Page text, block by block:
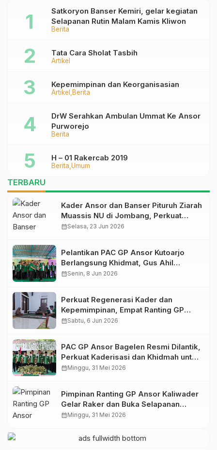
Berita
Satkoryon Banser Kemiri, gelar kegiatan
Selapanan Rutin Malam Kamis Kliwon
Artikel
Tata Cara Sholat Tasbih
Artikel Berita
Kepemimpinan dan Keorganisasian
Berita
DrW Serahkan Ambulan Ummat Ke Ansor
Purworejo
Berita Umum
H – 01 Rakercab 2019
TERBARU
Kader Ansor dan Banser Pituruh Ziarah
Muassis NU di Jombang, Perkuat
Spirit Khidmah dan Ke-NU-an
calendar_monthSelasa, 23 Jun 2026
Pelantikan PAC GP Ansor Kutoarjo
Berlangsung Khidmat, Gus Ahil
Ingatkan Ansor Harus Bermanfaat bagi
calendar_monthSenin, 8 Jun 2026
Perkuat Regenerasi Kader dan
Kepemimpinan, Empat Ranting GP
Ansor di Bagelen Gelar Reorganisasi
calendar_monthSabtu, 6 Jun 2026
PAC GP Ansor Bagelen Resmi Dilantik,
Perkuat Kaderisasi dan Khidmah untuk
Masyarakat
calendar_monthMinggu, 31 Mei 2026
Pimpinan Ranting GP Ansor Kaliwader
Gelar Raker dan Buka Selapanan
Rijalul Ansor, Perkuat Organisasi dan
calendar_monthMinggu, 31 Mei 2026